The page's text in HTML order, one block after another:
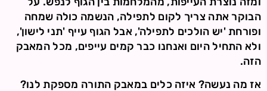
הבוקר אתה צריך לקום לתפילה, הנשמה כולה שמחה
ופורחת 'יש הולכים לתפילה', אבל הגוף עייף 'תני לישון',
ולא התחיל היום ואנחנו כבר קמים עייפים, מכל המאבק
הזה.
אז מה נעשה? איזה כלים במאבק התורה מספקת לנו?